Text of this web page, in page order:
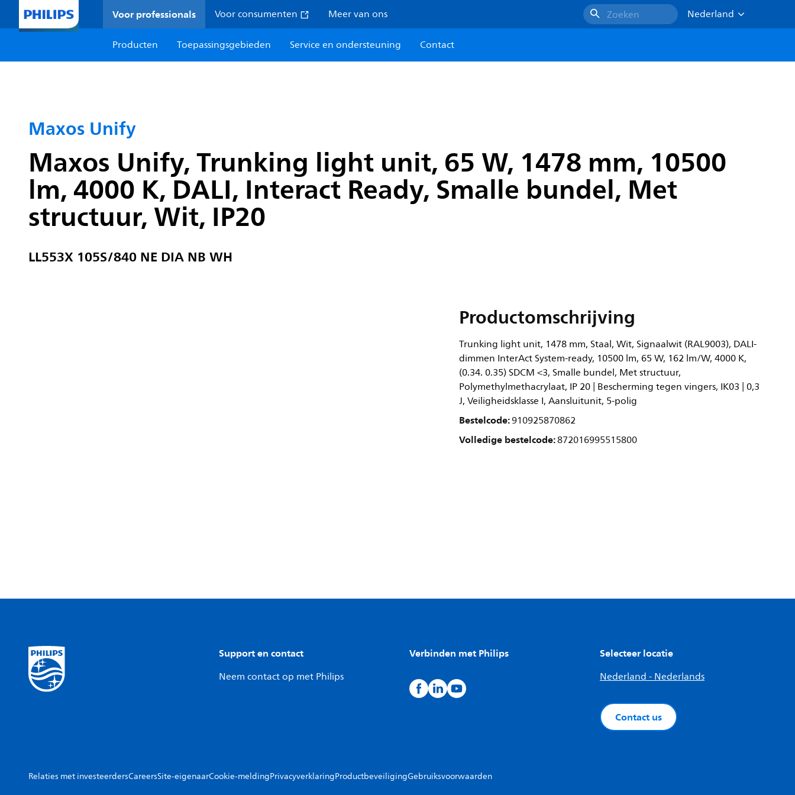
Voor professionals Voor consumenten Meer van ons Zoeken
Nederland
Producten
Toepassingsgebieden Service en ondersteuning Contact
Maxos Unify
Maxos Unify, Trunking light unit, 65 W, 1478 mm, 10500
lm, 4000 K, DALI, Interact Ready, Smalle bundel, Met
structuur, Wit, IP20
LL553X 105S/840 NE DIA NB WH
Productomschrijving
Trunking light unit, 1478 mm, Staal, Wit, Signaalwit (RAL9003), DALI-
dimmen InterAct System-ready, 10500 lm, 65 W, 162 lm/W, 4000 K,
(0.34. 0.35) SDCM <3, Smalle bundel, Met structuur,
Polymethylmethacrylaat, IP 20 | Bescherming tegen vingers, IK03 | 0,3
J, Veiligheidsklasse I, Aansluitunit, 5-polig
Bestelcode:910925870862
Volledige bestelcode:872016995515800
Support en contact
Neem contact op met Philips
Verbinden met Philips Selecteer locatie
Nederland - Nederlands
Contact us
Relaties met investeerdersCareersSite-eigenaarCookie-meldingPrivacyverklaringProductbeveiligingGebruiksvoorwaarden